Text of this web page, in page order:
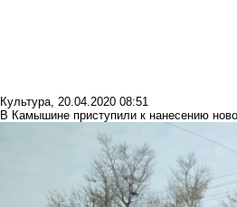
Культура, 20.04.2020 08:51
В Камышине приступили к нанесению